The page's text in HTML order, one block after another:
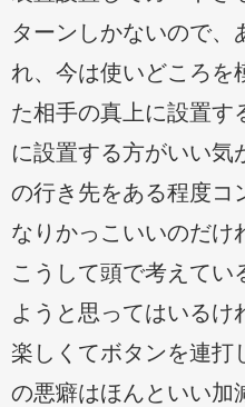
ターンしかないので、
れ、今は使いどころを
た相手の真上に設置す
に設置する方がいい気
の行き先をある程度コ
なりかっこいいのだけ
こうして頭で考えてい
ようと思ってはいるけ
楽しくてボタンを連打
の悪癖はほんといい加